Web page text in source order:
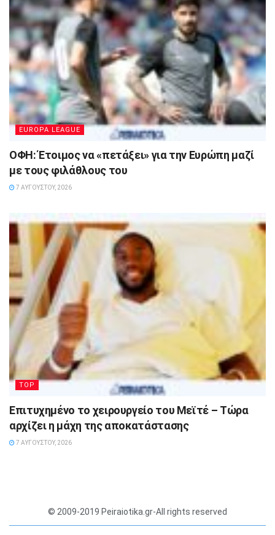
EUROPA LEAGUE
ΟΦΗ: Έτοιμος να «πετάξει» για την Ευρώπη μαζί
με τους φιλάθλους του
7 ΑΥΓΟΎΣΤΟΥ, 2026
TOP
Επιτυχημένο το χειρουργείο του Μεϊτέ – Τώρα
αρχίζει η μάχη της αποκατάστασης
7 ΑΥΓΟΎΣΤΟΥ, 2026
© 2009-2019 Peiraiotika.gr-All rights reserved